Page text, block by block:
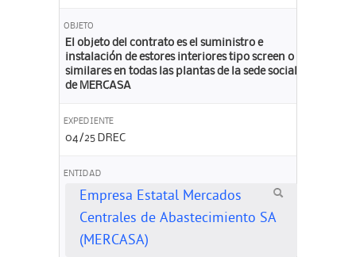
OBJETO
El objeto del contrato es el suministro e
instalación de estores interiores tipo screen o
similares en todas las plantas de la sede social
de MERCASA
EXPEDIENTE
04/25 DREC
ENTIDAD
Empresa Estatal Mercados
Centrales de Abastecimiento SA
(MERCASA)